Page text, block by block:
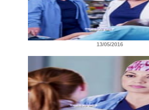
13/05/2016